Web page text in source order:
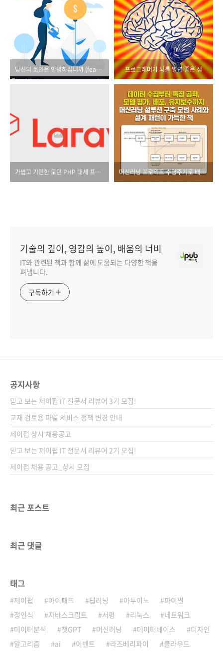
당신의 코인은 안녕하십니까 (feat. 디파이) 프로그래머가 뇌를 알면 좋은 점
가볍고 기민한 모던 PHP 대세 프레임워크, 라라벨 머신러닝 프로젝트 수명주기로 배우는 머신러닝 엔지니어링
기술의 깊이, 영감의 높이, 배움의 너비
IT와 관련된 책과 함께 삶에 도움되는 다양한 책을
펴냅니다.
구독하기
공지사항
믿고 보는 제이펍 IT 전문서 리뷰어 3기 모집!
교재 검토용 파일 서비스 정책 변경 안내
제이펍 상시 채용공고
믿고 보는 제이펍 IT 전문서 리뷰어 2기 모집!
제이펍 채용 공고_상시 모집
최근 포스트
최근 댓글
태그
제이펍 아이패드 딥러닝 아두이노
파이썬
정인식
자바스크립트 서평 리눅스
네트워크
데이터분석
챗GPT 머신러닝 데이터베이스
디자인
알고리즘
ai 이벤트 라즈베리파이
클라우드